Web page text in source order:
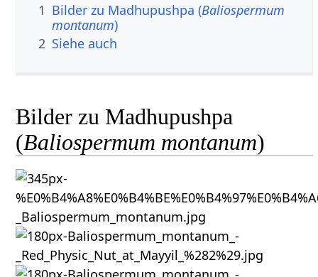
1 Bilder zu Madhupushpa (Baliospermum
montanum)
2 Siehe auch
Bilder zu Madhupushpa
(Baliospermum montanum)